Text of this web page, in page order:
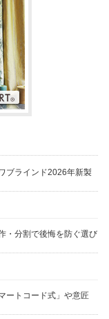
ブラインド2026年新製
・分割で後悔を防ぐ選び
ートコード式」や意匠